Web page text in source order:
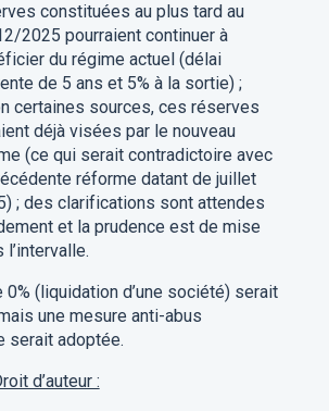
constituées au plus tard au
2025 pourraient continuer à
du régime actuel (délai
de 5 ans et 5% à la sortie) ;
certaines sources, ces réserves
déjà visées par le nouveau
(ce qui serait contradictoire avec
réforme datant de juillet
; des clarifications sont attendes
et la prudence est de mise
l’intervalle.
0% (liquidation d’une société) serait
une mesure anti-abus
serait adoptée.
d’auteur :